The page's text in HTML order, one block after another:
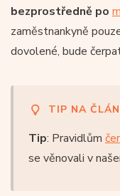
bezprostředně po
zaměstnankyně
dovolené, bude
TIP NA
Tip: Pravidlům
se věnovali v